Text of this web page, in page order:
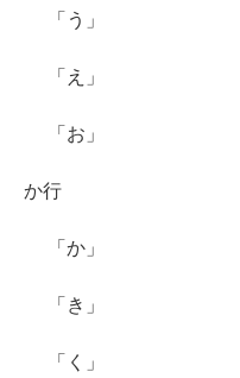
「う」
「え」
「お」
か行
「か」
「き」
「く」